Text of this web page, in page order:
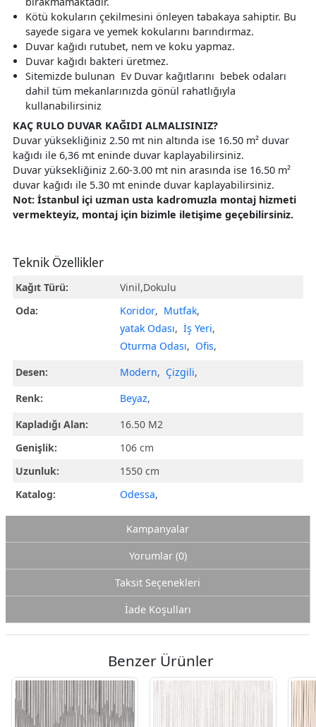
Kötü kokuların çekilmesini önleyen tabakaya sahiptir. Bu
sayede sigara ve yemek kokularını barındırmaz.
Duvar kağıdı rutubet, nem ve koku yapmaz.
Duvar kağıdı bakteri üretmez.
Sitemizde bulunan Ev Duvar kağıtlarını bebek odaları
dahil tüm mekanlarınızda gönül rahatlığıyla
kullanabilirsiniz
KAÇ RULO DUVAR KAĞIDI ALMALISINIZ?
Duvar yüksekliğiniz 2.50 mt nin altında ise 16.50 m² duvar
kağıdı ile 6,36 mt eninde duvar kaplayabilirsiniz.
Duvar yüksekliğiniz 2.60-3.00 mt nin arasında ise 16.50 m²
duvar kağıdı ile 5.30 mt eninde duvar kaplayabilirsiniz.
Not: İstanbul içi uzman usta kadromuzla montaj hizmeti
vermekteyiz, montaj için bizimle iletişime geçebilirsiniz.
Teknik Özellikler
Kağıt Türü:
Vinil,Dokulu
Oda:
Koridor, Mutfak,
yatak Odası, İş Yeri,
Oturma Odası, Ofis,
Desen:
Modern, Çizgili,
Renk:
Beyaz,
Kapladığı Alan:
16.50 M2
Genişlik:
106 cm
Uzunluk:
1550 cm
Katalog:
Odessa,
Kampanyalar
Yorumlar (0)
Taksit Seçenekleri
İade Koşulları
Benzer Ürünler